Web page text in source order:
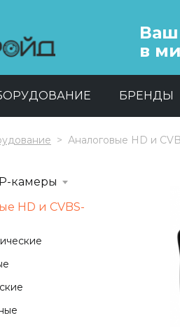
в
БРЕНДЫ
Аналоговые HD и
камеры
HD и CVBS-